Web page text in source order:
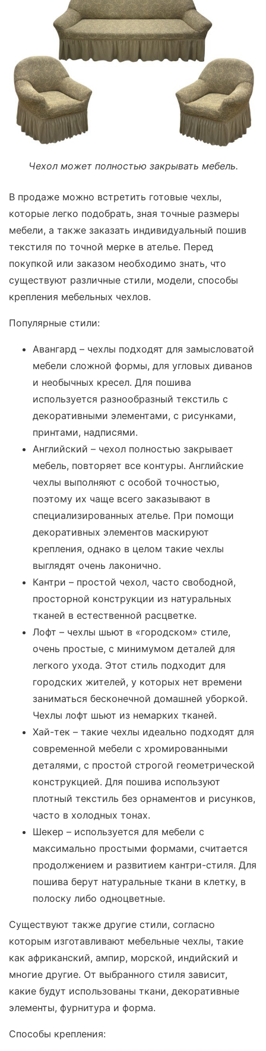
Чехол может полностью закрывать мебель.
В продаже можно встретить готовые чехлы,
которые легко подобрать, зная точные размеры
мебели, а также заказать индивидуальный пошив
текстиля по точной мерке в ателье. Перед
покупкой или заказом необходимо знать, что
существуют различные стили, модели, способы
крепления мебельных чехлов.
Популярные стили:
Авангард – чехлы подходят для замысловатой
мебели сложной формы, для угловых диванов
и необычных кресел. Для пошива
используется разнообразный текстиль с
декоративными элементами, с рисунками,
принтами, надписями.
Английский – чехол полностью закрывает
мебель, повторяет все контуры. Английские
чехлы выполняют с особой точностью,
поэтому их чаще всего заказывают в
специализированных ателье. При помощи
декоративных элементов маскируют
крепления, однако в целом такие чехлы
выглядят очень лаконично.
Кантри – простой чехол, часто свободной,
просторной конструкции из натуральных
тканей в естественной расцветке.
Лофт – чехлы шьют в «городском» стиле,
очень простые, с минимумом деталей для
легкого ухода. Этот стиль подходит для
городских жителей, у которых нет времени
заниматься бесконечной домашней уборкой.
Чехлы лофт шьют из немарких тканей.
Хай-тек – такие чехлы идеально подходят для
современной мебели с хромированными
деталями, с простой строгой геометрической
конструкцией. Для пошива используют
плотный текстиль без орнаментов и рисунков,
часто в холодных тонах.
Шекер – используется для мебели с
максимально простыми формами, считается
продолжением и развитием кантри-стиля. Для
пошива берут натуральные ткани в клетку, в
полоску либо одноцветные.
Существуют также другие стили, согласно
которым изготавливают мебельные чехлы, такие
как африканский, ампир, морской, индийский и
многие другие. От выбранного стиля зависит,
какие будут использованы ткани, декоративные
элементы, фурнитура и форма.
Способы крепления: